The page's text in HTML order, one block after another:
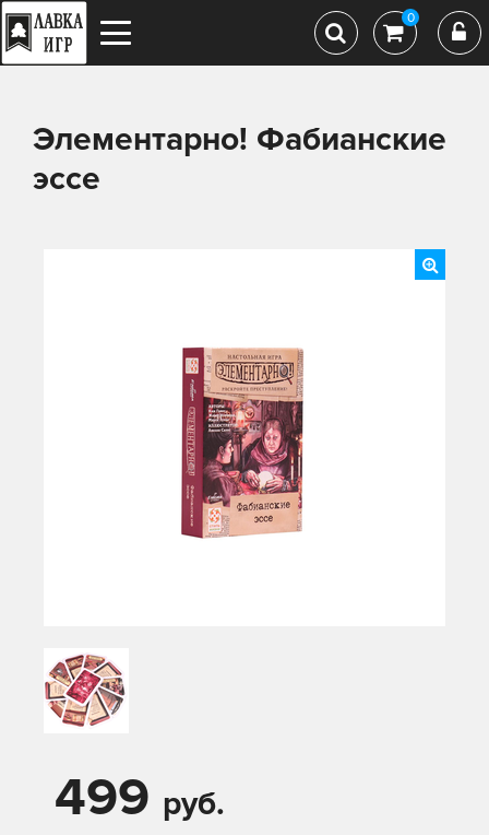
0
Элементарно! Фабианские
эссе
499 руб.